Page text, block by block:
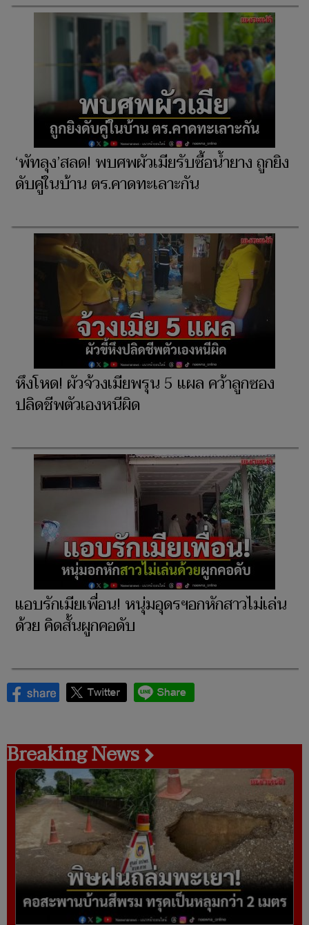
‘พัทลุง’สลด! พบศพผัวเมียรับซื้อน้ำยาง ถูกยิง
ดับคู่ในบ้าน ตร.คาดทะเลาะกัน
หึงโหด! ผัวจ้วงเมียพรุน 5 แผล คว้าลูกซอง
ปลิดชีพตัวเองหนีผิด
แอบรักเมียเพื่อน! หนุ่มอุดรฯอกหักสาวไม่เล่น
ด้วย คิดสั้นผูกคอดับ
Breaking News